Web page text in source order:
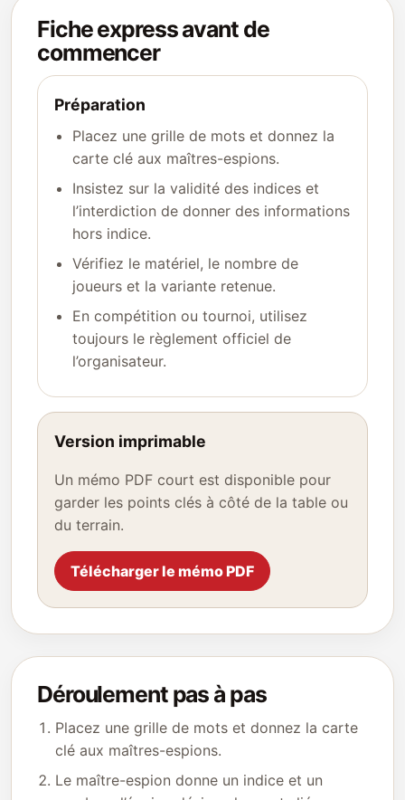
Fiche express avant de
commencer
Préparation
Placez une grille de mots et donnez la
carte clé aux maîtres-espions.
Insistez sur la validité des indices et
l’interdiction de donner des informations
hors indice.
Vérifiez le matériel, le nombre de
joueurs et la variante retenue.
En compétition ou tournoi, utilisez
toujours le règlement officiel de
l’organisateur.
Version imprimable
Un mémo PDF court est disponible pour
garder les points clés à côté de la table ou
du terrain.
Télécharger le mémo PDF
Déroulement pas à pas
Placez une grille de mots et donnez la carte
clé aux maîtres-espions.
Le maître-espion donne un indice et un